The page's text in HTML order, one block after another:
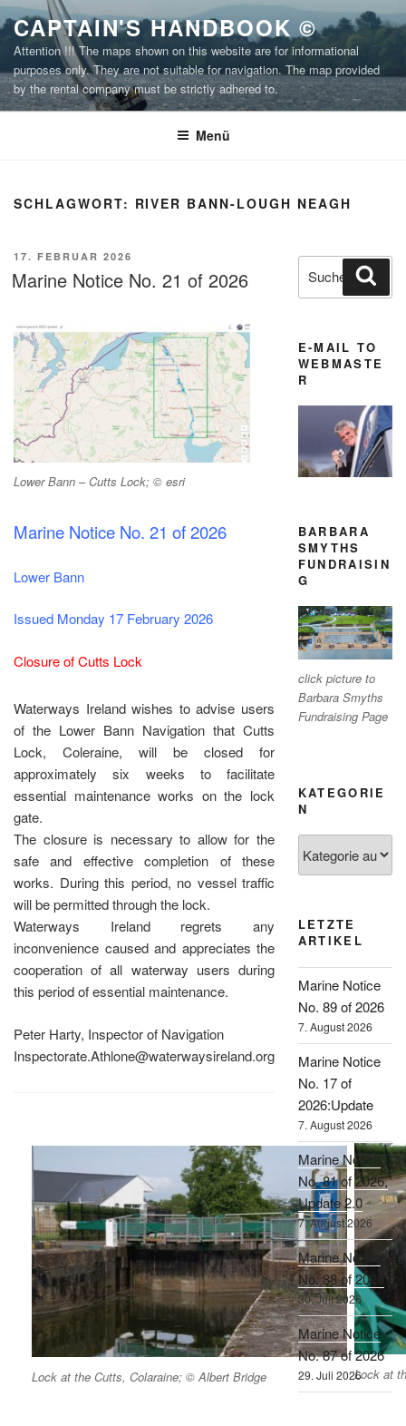
Zum
Inhalt
springen
CAPTAIN'S HANDBOOK ©
Attention !!! The maps shown on this website are for informational
purposes only. They are not suitable for navigation. The map provided
by the rental company must be strictly adhered to.
Menü
SCHLAGWORT: RIVER BANN-LOUGH NEAGH
VERÖFFENTLICHT
AM
17. FEBRUAR 2026
Marine Notice No. 21 of 2026
Lower Bann – Cutts Lock; © esri
Marine Notice No. 21 of 2026
Lower Bann
Issued Monday 17 February 2026
Closure of Cutts Lock
Waterways Ireland wishes to advise users
of the Lower Bann Navigation that Cutts
Lock, Coleraine, will be closed for
approximately six weeks to facilitate
essential maintenance works on the lock
gate.
The closure is necessary to allow for the
safe and effective completion of these
works. During this period, no vessel traffic
will be permitted through the lock.
Waterways Ireland regrets any
inconvenience caused and appreciates the
cooperation of all waterway users during
this period of essential maintenance.
Peter Harty, Inspector of Navigation
Inspectorate.Athlone@waterwaysireland.org
Lock at the Cutts, Colaraine; © Albert Bridge Lock at
Suchen
nach:
E-MAIL TO
WEBMASTE
R
BARBARA
SMYTHS
FUNDRAISIN
G
click picture to
Barbara Smyths
Fundraising Page
KATEGORIE
N
LETZTE
ARTIKEL
Marine Notice
No. 89 of 2026
7. August 2026
Marine Notice
No. 17 of
2026:Update
7. August 2026
Marine Notice
No. 81 of 2026,
Update 2.0
7. August 2026
Marine Notice
No. 88 of 2026
30. Juli 2026
Marine Notice
No. 87 of 2026
29. Juli 2026